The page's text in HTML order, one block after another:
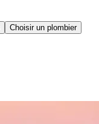
Choisir un plombier